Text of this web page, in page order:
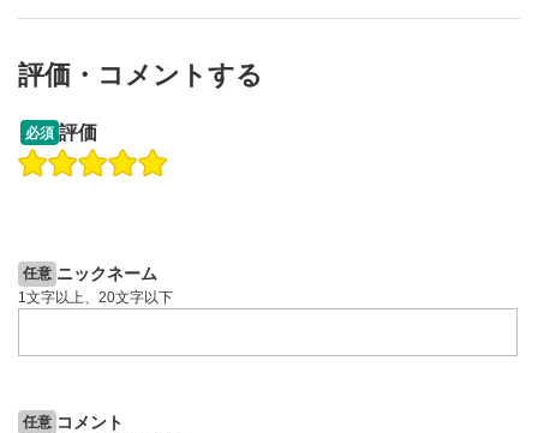
操作説明動画
評価・コメントする
必須 評価
任意 ニックネーム
1文字以上、20文字以下
任意 コメント